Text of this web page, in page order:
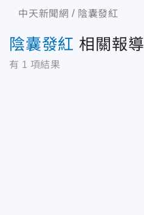
中天新聞網 陰囊發紅
陰囊發紅 相關報導
有 1 項結果